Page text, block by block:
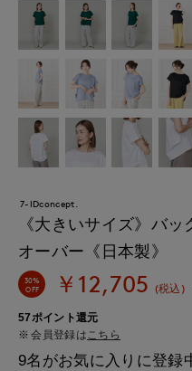
7-IDconcept.
《大きいサイズ》バ
オーバー《日本製》
30%
OFF
￥12,705 (税込)
57ポイント還元
会員登録は こちら
9名がお気に入りに登録